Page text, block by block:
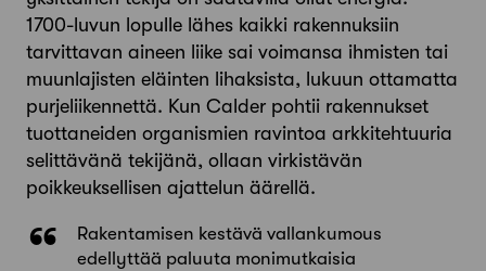
1700-luvun lopulle lähes kaikki rakennuksiin
tarvittavan aineen liike sai voimansa ihmisten tai
muunlajisten eläinten lihaksista, lukuun ottamatta
purjeliikennettä. Kun Calder pohtii rakennukset
tuottaneiden organismien ravintoa arkkitehtuuria
selittävänä tekijänä, ollaan virkistävän
poikkeuksellisen ajattelun äärellä.
Rakentamisen kestävä vallankumous
edellyttää paluuta monimutkaisia